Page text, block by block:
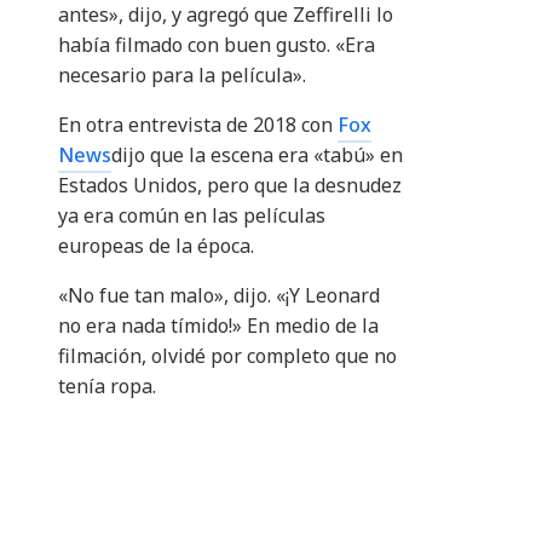
antes», dijo, y agregó que Zeffirelli lo
había filmado con buen gusto. «Era
necesario para la película».
En otra entrevista de 2018 con Fox
Newsdijo que la escena era «tabú» en
Estados Unidos, pero que la desnudez
ya era común en las películas
europeas de la época.
«No fue tan malo», dijo. «¡Y Leonard
no era nada tímido!» En medio de la
filmación, olvidé por completo que no
tenía ropa.